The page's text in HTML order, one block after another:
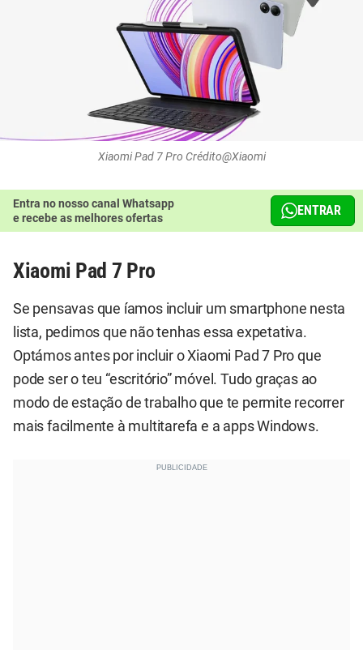
Xiaomi Pad 7 Pro Crédito@Xiaomi
Entra no nosso canal Whatsapp
e recebe as melhores ofertas
ENTRAR
Xiaomi Pad 7 Pro
Se pensavas que íamos incluir um smartphone nesta
lista, pedimos que não tenhas essa expetativa.
Optámos antes por incluir o Xiaomi Pad 7 Pro que
pode ser o teu “escritório” móvel. Tudo graças ao
modo de estação de trabalho que te permite recorrer
mais facilmente à multitarefa e a apps Windows.